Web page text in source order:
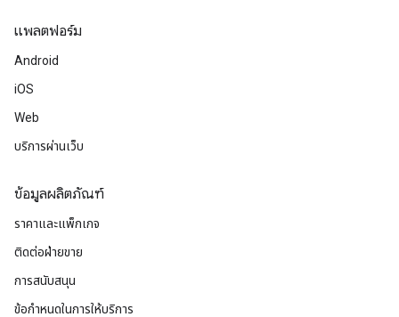
แพลตฟอร์ม
Android
iOS
Web
บริการผ่านเว็บ
ข้อมูลผลิตภัณฑ์
ราคาและแพ็กเกจ
ติดต่อฝ่ายขาย
การสนับสนุน
ข้อกำหนดในการให้บริการ